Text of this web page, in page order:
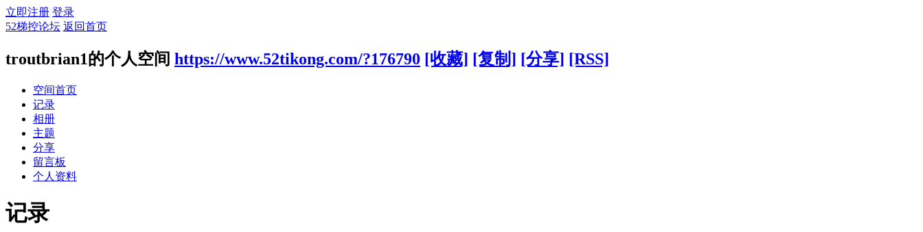
立即注册 登录
52梯控论坛 返回首页
troutbrian1的个人空间 https://www.52tikong.com/?176790 [收藏] [复制] [分享] [RSS]
空间首页
记录
相册
主题
分享
留言板
个人资料
记录